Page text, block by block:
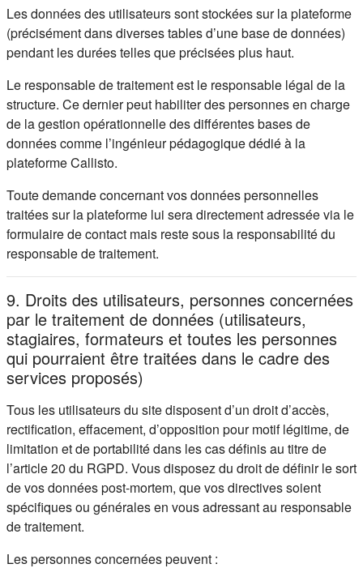
Les données des utilisateurs sont stockées sur la plateforme
(précisément dans diverses tables d’une base de données)
pendant les durées telles que précisées plus haut.
Le responsable de traitement est le responsable légal de la
structure. Ce dernier peut habiliter des personnes en charge
de la gestion opérationnelle des différentes bases de
données comme l’ingénieur pédagogique dédié à la
plateforme Callisto.
Toute demande concernant vos données personnelles
traitées sur la plateforme lui sera directement adressée via le
formulaire de contact mais reste sous la responsabilité du
responsable de traitement.
9. Droits des utilisateurs, personnes concernées
par le traitement de données (utilisateurs,
stagiaires, formateurs et toutes les personnes
qui pourraient être traitées dans le cadre des
services proposés)
Tous les utilisateurs du site disposent d’un droit d’accès,
rectification, effacement, d’opposition pour motif légitime, de
limitation et de portabilité dans les cas définis au titre de
l’article 20 du RGPD. Vous disposez du droit de définir le sort
de vos données post-mortem, que vos directives soient
spécifiques ou générales en vous adressant au responsable
de traitement.
Les personnes concernées peuvent :